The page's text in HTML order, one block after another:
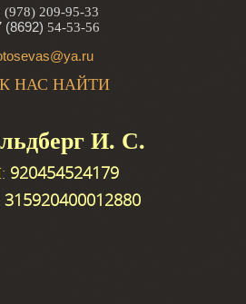
(978) 209-95-33
(8692) 54-53-56
НАС НАЙТИ
И. С.
920454524179
315920400012880